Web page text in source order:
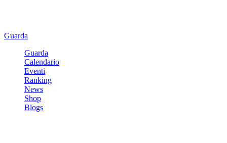
Guarda
Guarda
Calendario
Eventi
Ranking
News
Shop
Blogs